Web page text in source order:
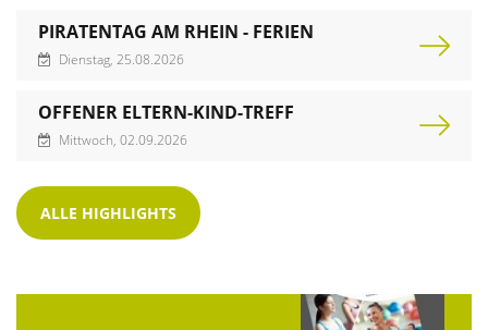
PIRATENTAG AM RHEIN - FERIEN
Dienstag, 25.08.2026
OFFENER ELTERN-KIND-TREFF
Mittwoch, 02.09.2026
ALLE HIGHLIGHTS